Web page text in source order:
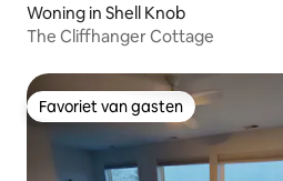
Woning in Shell Knob
The Cliffhanger Cottage
Favoriet van gasten
Favoriet van gasten